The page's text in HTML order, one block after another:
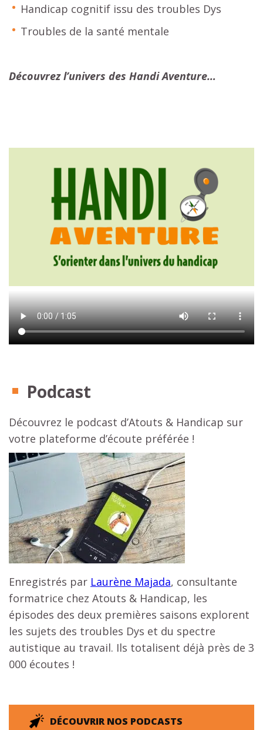
Handicap cognitif issu des troubles Dys
Troubles de la santé mentale
Découvrez l’univers des Handi Aventure…
Podcast
Découvrez le podcast d’Atouts & Handicap sur
votre plateforme d’écoute préférée !
Enregistrés par Laurène Majada, consultante
formatrice chez Atouts & Handicap, les
épisodes des deux premières saisons explorent
les sujets des troubles Dys et du spectre
autistique au travail. Ils totalisent déjà près de 3
000 écoutes !
DÉCOUVRIR NOS PODCASTS